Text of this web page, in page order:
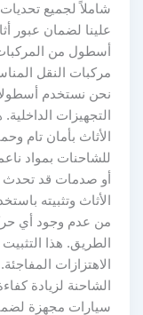
شاملاً لجميع
علينا لضمان عبور
أسطول من
مركبات النقل
نحن نستخدم
التجهيزات
الأثاث بأمان تام
للشاحنات بمواد
أو صدمات قد تحدث
الأثاث وتثبيته
من عدم وجود أي
الطريق. هذا
الاهتزازات
الشاحنة لزيادة
سيارات مجهزة